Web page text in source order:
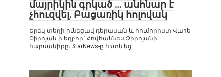
մայրիկին գրկած … անհնար է
չհուզվել. Բացառիկ հոլովակ
Երեկ տեղի ունեցավ դերասան և հումորիստ Վահե
Զիրոյան-ի եղբոր՝ Հովհաննես Զիրոյանի
հարսանիքը։ StarNews-ը հետևեց